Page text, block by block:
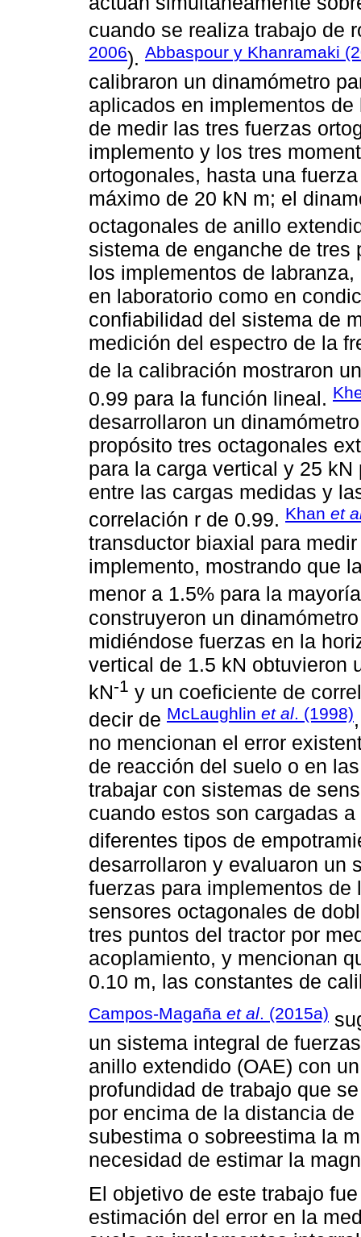
cuando se realiza trabajo de
2006). Abbaspour y Khanramaki
calibraron un dinamómetro
aplicados en implementos
de medir las tres fuerzas
implemento y los tres
ortogonales, hasta una
máximo de 20 kN m; el
octagonales de anillo
sistema de enganche de tres
los implementos de
en laboratorio como en
confiabilidad del sistema de
medición del espectro de la
de la calibración mostraron
0.99 para la función lineal.
desarrollaron un
propósito tres octagonales
para la carga vertical y 25
entre las cargas medidas y
correlación r de 0.99. Khan et
transductor biaxial para
implemento, mostrando que
menor a 1.5% para la
construyeron un
midiéndose fuerzas en la
vertical de 1.5 kN obtuvieron
kN-1 y un coeficiente de
decir de McLaughlin et al. (1998)
no mencionan el error
de reacción del suelo o en
trabajar con sistemas de
cuando estos son cargadas
diferentes tipos de
desarrollaron y evaluaron un
fuerzas para implementos
sensores octagonales de
tres puntos del tractor por
acoplamiento, y mencionan
0.10 m, las constantes de
Campos-Magaña et al. (2015a)
un sistema integral de
anillo extendido (OAE) con
profundidad de trabajo que
por encima de la distancia
subestima o sobreestima la
necesidad de estimar la
El objetivo de este trabajo
estimación del error en la